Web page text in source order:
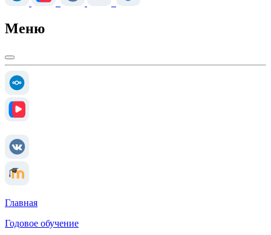
Меню
Главная
Годовое обучение